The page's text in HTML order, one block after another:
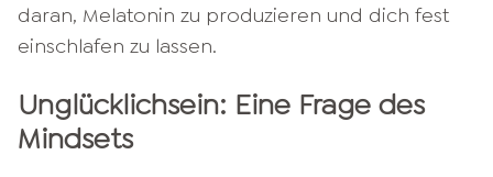
daran, Melatonin zu produzieren und dich fest
einschlafen zu lassen.
Unglücklichsein: Eine Frage des
Mindsets